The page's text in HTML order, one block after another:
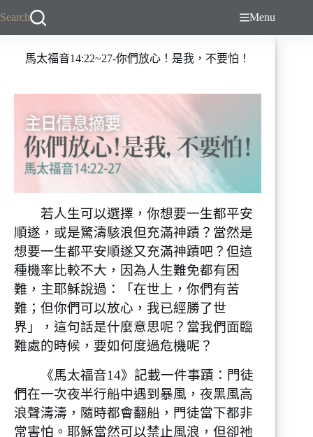
Search Menu
馬太福音14:22~27-你們放心！是我，不要怕！
若人生可以選擇，你想要一生都平安
順遂，或是驚濤駭浪但充滿神蹟？當然是
想要一生都平安順遂又充滿神蹟吧？但這
種機率比較不大，因為人生難免都有困
難，主耶穌說過：「在世上，你們有苦
難；但你們可以放心，我已經勝了世
界」，這句話是什麼意思呢？當我們面臨
難處的時候，要如何度過危機呢？
《馬太福音14》記載一件事蹟：門徒
們在一次夜半行船中遇到暴風，夜黑風高
浪聲濤濤，隨時都會翻船，門徒當下都非
常害怕。耶穌當然可以禁止風浪，但卻祂